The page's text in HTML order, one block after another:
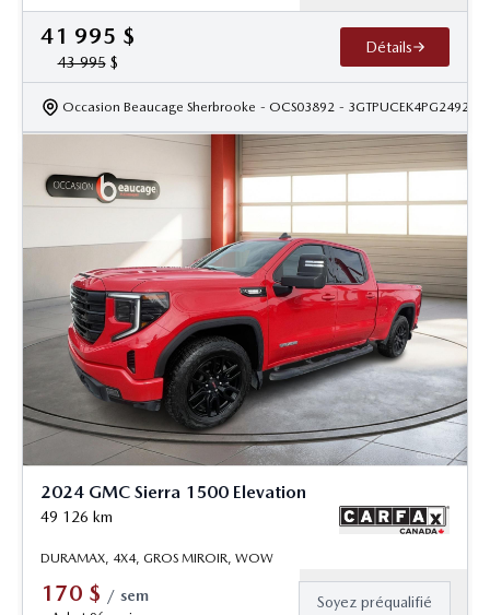
41 995 $
43 995$
Détails
Occasion Beaucage Sherbrooke - OCS03892 - 3GTPUCEK4PG249275
2024 GMC Sierra 1500 Elevation
49 126 km
DURAMAX, 4X4, GROS MIROIR, WOW
170 $ / sem Soyez préqualifié